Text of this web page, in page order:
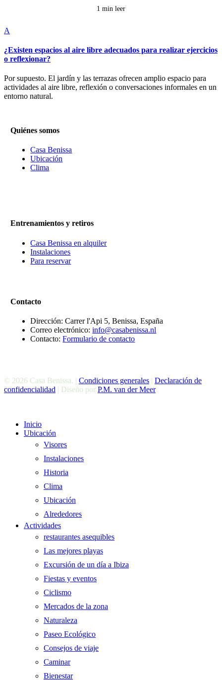
1 min leer
A
¿Existen espacios al aire libre adecuados para realizar ejercicios
o reflexionar?
Por supuesto. El jardín y las terrazas ofrecen amplio espacio para
actividades al aire libre, reflexión o conversaciones informales en un
entorno natural.
Quiénes somos
Casa Benissa
Ubicación
Clima
Entrenamientos y retiros
Casa Benissa en alquiler
Instalaciones
Para reservar
Contacto
Dirección: Carrer l'Api 5, Benissa, España
Correo electrónico:info@casabenissa.nl
Contacto:Formulario de contacto
© 2026 Casa Benissa. | Condiciones generales | Declaración de
confidencialidad | Diseño por P.M. van der Meer
Cerrar Inicio
Ubicación
Visores
Instalaciones
Historia
Clima
Ubicación
Alrededores
Actividades
restaurantes asequibles
Las mejores playas
Excursión de un día a Ibiza
Fiestas y eventos
Ciclismo
Mercados de la zona
Naturaleza
Paseo Ecológico
Consejos de viaje
Caminar
Bienestar